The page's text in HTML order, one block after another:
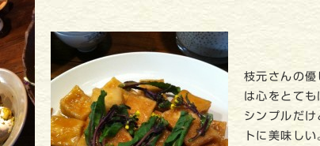
枝元さんの
は心をとても
シンプルだ
トに美味しい